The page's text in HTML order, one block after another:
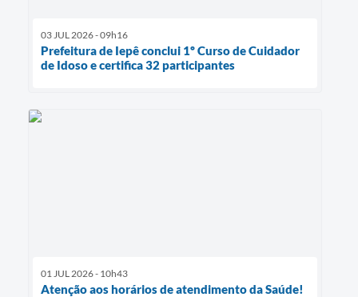
03 JUL 2026 - 09h16
Prefeitura de Iepê conclui 1º Curso de Cuidador
de Idoso e certifica 32 participantes
01 JUL 2026 - 10h43
Atenção aos horários de atendimento da Saúde!